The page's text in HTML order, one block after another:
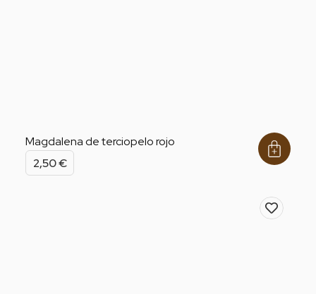
Magdalena de terciopelo rojo
2,50€